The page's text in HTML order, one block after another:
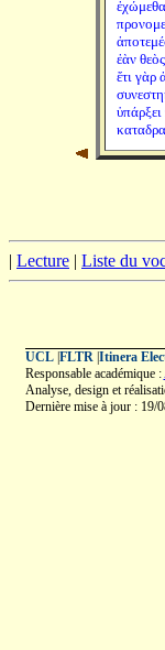
ἐὰν
ἔτι γὰρ
| Lecture | Liste du
UCL| FLTR| Itinera
Responsable académique :
Analyse, design et
Dernière mise à jour : 19/